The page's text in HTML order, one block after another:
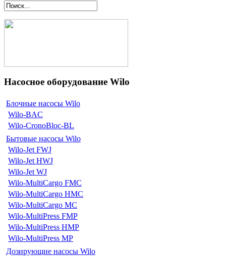
Насосное оборудование Wilo
Блочные насосы Wilo
Wilo-BAC
Wilo-CronoBloc-BL
Бытовые насосы Wilo
Wilo-Jet FWJ
Wilo-Jet HWJ
Wilo-Jet WJ
Wilo-MultiCargo FMC
Wilo-MultiCargo HMC
Wilo-MultiCargo MC
Wilo-MultiPress FMP
Wilo-MultiPress HMP
Wilo-MultiPress MP
Дозирующие насосы Wilo